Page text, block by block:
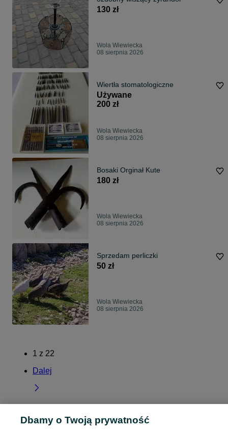
130 zł
Wola Wiewiecka
08 sierpnia 2026
Wiertła stomatologiczne
Używane
200 zł
Wola Wiewiecka
08 sierpnia 2026
Bosaki Orginał Kute
180 zł
Wola Wiewiecka
08 sierpnia 2026
Sprzedam perliczki
50 zł
Wola Wiewiecka
08 sierpnia 2026
1 z 22
Dalej
Strona główna Łódzkie Wola Wiewiecka
Dbamy o Twoją prywatność